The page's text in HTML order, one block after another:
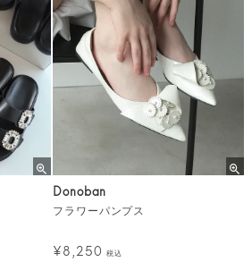
Donoban
フラワーパンプス
¥8,250 税込